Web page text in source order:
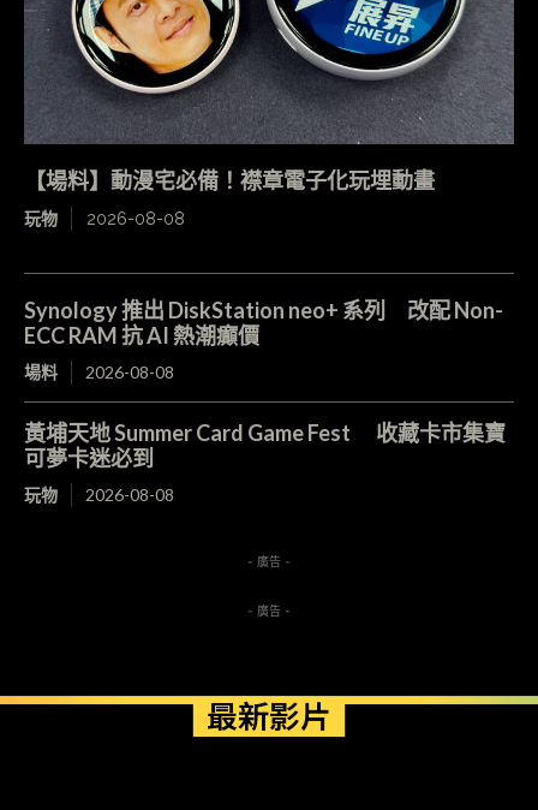
【場料】動漫宅必備！襟章電子化玩埋動畫
玩物 2026-08-08
Synology 推出 DiskStation neo+ 系列 改配 Non-
ECC RAM 抗 AI 熱潮癲價
場料 2026-08-08
黃埔天地 Summer Card Game Fest 收藏卡市集寶
可夢卡迷必到
玩物 2026-08-08
- 廣告 -
- 廣告 -
最新影片